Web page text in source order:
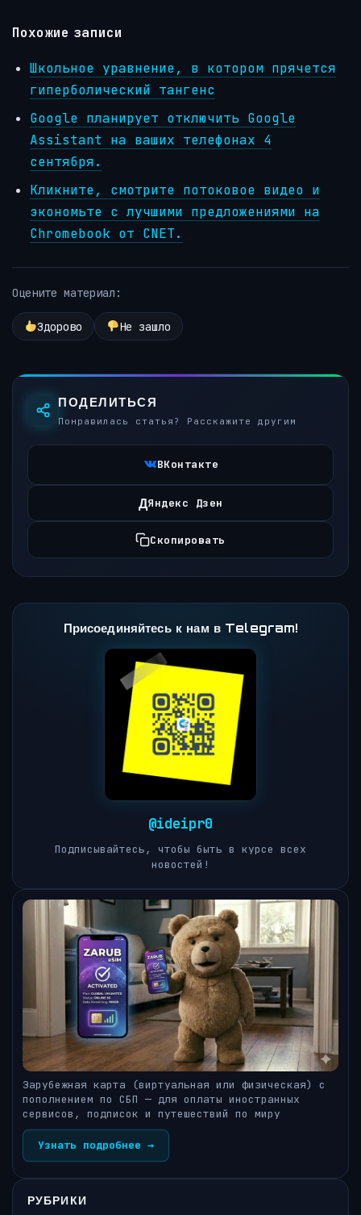
Похожие записи
Школьное уравнение, в котором прячется
гиперболический тангенс
Google планирует отключить Google
Assistant на ваших телефонах 4
сентября.
Кликните, смотрите потоковое видео и
экономьте с лучшими предложениями на
Chromebook от CNET.
Оцените материал:
Здорово Не зашло
ПОДЕЛИТЬСЯ
Понравилась статья? Расскажите другим
ВКонтакте
ДЯндекс Дзен
Скопировать
Присоединяйтесь к нам в Telegram!
@ideipr0
Подписывайтесь, чтобы быть в курсе всех
новостей!
Зарубежная карта (виртуальная или физическая) с
пополнением по СБП — для оплаты иностранных
сервисов, подписок и путешествий по миру
Узнать подробнее →
РУБРИКИ